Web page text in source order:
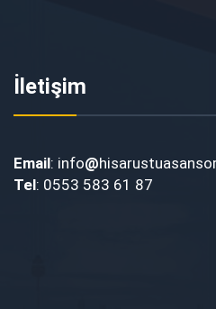
İletişim
Email: info@
Tel: 0553 583 61 87